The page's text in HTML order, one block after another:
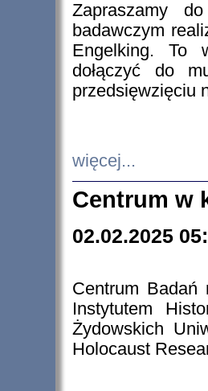
Zapraszamy
badawczym
Engelking. To
dołączyć do
przedsięwzięciu
więcej...
Centrum w
02.02.2025
Centrum Badań
Instytutem
Żydowskich
Holocaust